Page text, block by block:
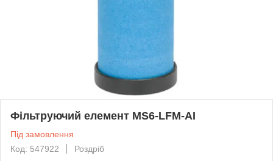
Фільтруючий елемент MS6-LFM-AI
Під замовлення
Код: 547922
Роздріб